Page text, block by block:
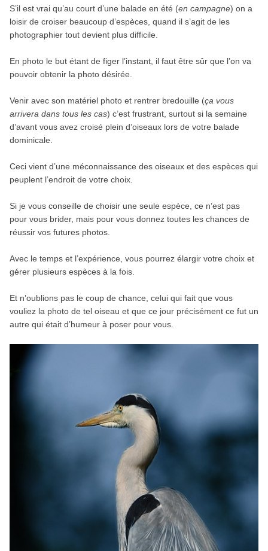
S’il est vrai qu’au court d’une balade en été (en campagne) on a
loisir de croiser beaucoup d’espèces, quand il s’agit de les
photographier tout devient plus difficile.
En photo le but étant de figer l’instant, il faut être sûr que l’on va
pouvoir obtenir la photo désirée.
Venir avec son matériel photo et rentrer bredouille (ça vous
arrivera dans tous les cas) c’est frustrant, surtout si la semaine
d’avant vous avez croisé plein d’oiseaux lors de votre balade
dominicale.
Ceci vient d’une méconnaissance des oiseaux et des espèces qui
peuplent l’endroit de votre choix.
Si je vous conseille de choisir une seule espèce, ce n’est pas
pour vous brider, mais pour vous donnez toutes les chances de
réussir vos futures photos.
Avec le temps et l’expérience, vous pourrez élargir votre choix et
gérer plusieurs espèces à la fois.
Et n’oublions pas le coup de chance, celui qui fait que vous
vouliez la photo de tel oiseau et que ce jour précisément ce fut un
autre qui était d’humeur à poser pour vous.